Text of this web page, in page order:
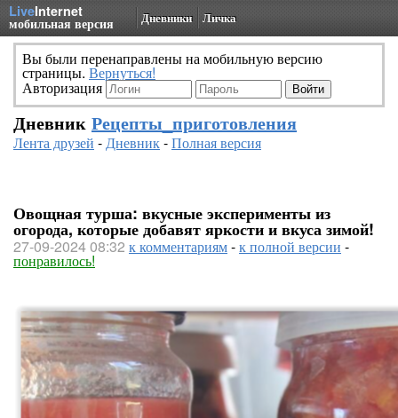
LiveInternet
мобильная версия Дневники Личка
Вы были перенаправлены на мобильную версию
страницы. Вернуться!
Авторизация
Дневник Рецепты_приготовления
Лента друзей -Дневник-Полная версия
Овощная турша: вкусные эксперименты из
огорода, которые добавят яркости и вкуса зимой!
27-09-2024 08:32 к комментариям-к полной версии -
понравилось!